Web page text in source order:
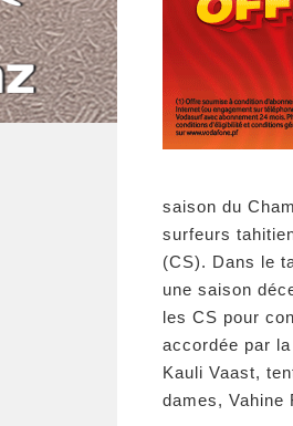
saison du
surfeurs
(CS). Dans le
une saison
les CS pour
accordée par
Kauli Vaast,
dames, Vahine